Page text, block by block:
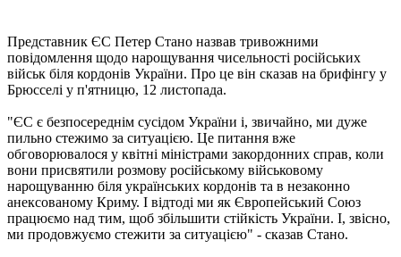
Представник ЄС Петер Стано назвав тривожними
повідомлення щодо нарощування чисельності російських
військ біля кордонів України. Про це він сказав на брифінгу у
Брюсселі у п'ятницю, 12 листопада.
"ЄС є безпосереднім сусідом України і, звичайно, ми дуже
пильно стежимо за ситуацією. Це питання вже
обговорювалося у квітні міністрами закордонних справ, коли
вони присвятили розмову російському військовому
нарощуванню біля українських кордонів та в незаконно
анексованому Криму. І відтоді ми як Європейський Союз
працюємо над тим, щоб збільшити стійкість України. І, звісно, ​​
ми продовжуємо стежити за ситуацією" - сказав Стано.